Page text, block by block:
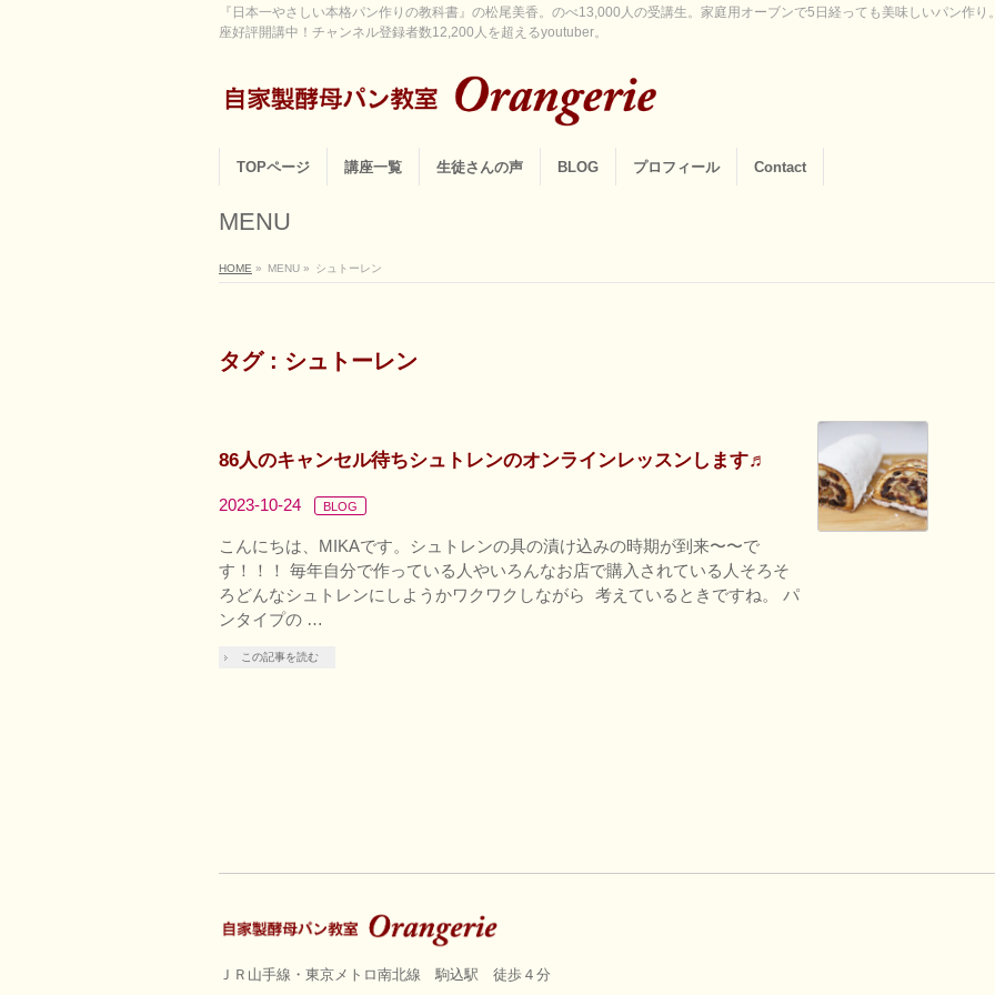
『日本一やさしい本格パン作りの教科書』の松尾美香。のべ13,000人の受講生。家庭用オーブンで5日経っても美味しいパン作
座好評開講中！チャンネル登録者数12,200人を超えるyoutuber。
TOPページ 講座一覧 生徒さんの声 BLOG プロフィール Contact
MENU
HOME » MENU » シュトーレン
タグ : シュトーレン
86人のキャンセル待ちシュトレンのオンラインレッスンします♬
2023-10-24 BLOG
こんにちは、MIKAです。シュトレンの具の漬け込みの時期が到来〜〜で
す！！！ 毎年自分で作っている人やいろんなお店で購入されている人そろそ
ろどんなシュトレンにしようかワクワクしながら 考えているときですね。 パ
ンタイプの …
この記事を読む
ＪＲ山手線・東京メトロ南北線 駒込駅 徒歩４分